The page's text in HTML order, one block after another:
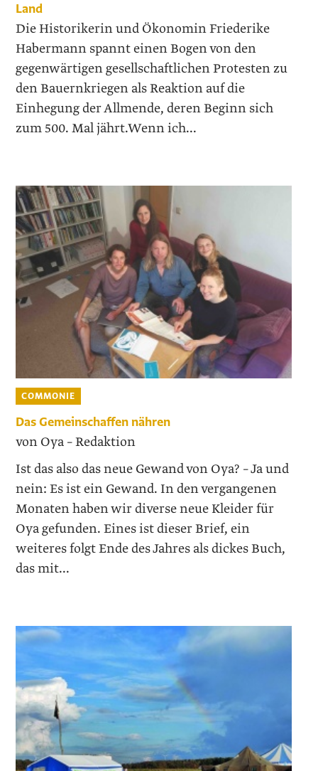
Land
Die Historikerin und Ökonomin Friederike
Habermann spannt einen Bogen von den
gegenwärtigen gesellschaftlichen Protesten zu
den Bauernkriegen als Reaktion auf die
Einhegung der Allmende, deren Beginn sich
zum 500. Mal jährt.Wenn ich...
COMMONIE
Das Gemeinschaffen nähren
von Oya – Redaktion
Ist das also das neue Gewand von Oya? – Ja und
nein: Es ist ein Gewand. In den vergangenen
Monaten haben wir diverse neue Kleider für
Oya gefunden. Eines ist dieser Brief, ein
weiteres folgt Ende des Jahres als dickes Buch,
das mit...